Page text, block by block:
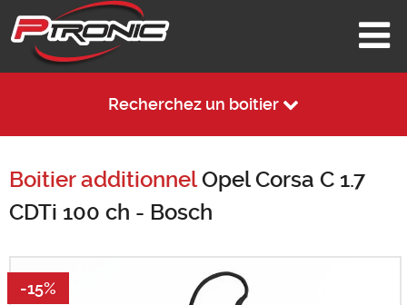
Recherchez un boitier
Boitier additionnelOpel Corsa C 1.7
CDTi 100 ch - Bosch
-15%